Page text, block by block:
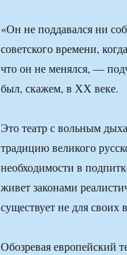
«Он не поддавался ни
советского времени,
что он не менялся, —
был, скажем, в ХХ веке.
Это театр с вольным
традицию великого
необходимости в
живет законами
существует не для своих
Обозревая европейский